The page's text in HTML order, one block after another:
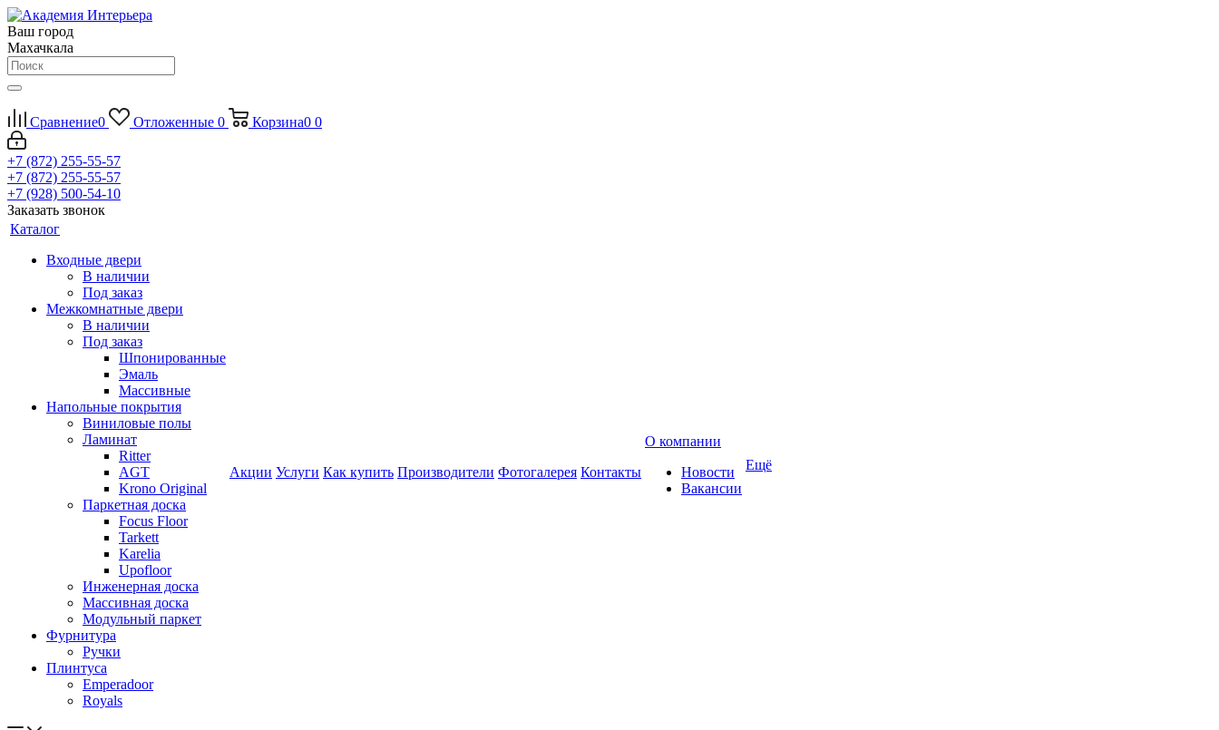
Ваш город
Махачкала
Сравнение0 Отложенные 0 Корзина0 0
+7 (872) 255-55-57
+7 (872) 255-55-57
+7 (928) 500-54-10
Заказать звонок
Каталог
Входные двери
В наличии
Под заказ
Межкомнатные двери
В наличии
Под заказ
Шпонированные
Эмаль
Массивные
Напольные покрытия
Виниловые полы
Ламинат
Ritter
AGT
Krono Original
Паркетная доска
Focus Floor
Tarkett
Karelia
Upofloor
Инженерная доска
Массивная доска
Модульный паркет
Фурнитура
Ручки
Плинтуса
Emperadoor
Royals
Акции Услуги Как купить Производители Фотогалерея Контакты
О компании
Новости
Вакансии
Ещё